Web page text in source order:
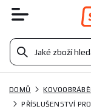
DOMŮ
PŘÍSLUŠENSTVÍ